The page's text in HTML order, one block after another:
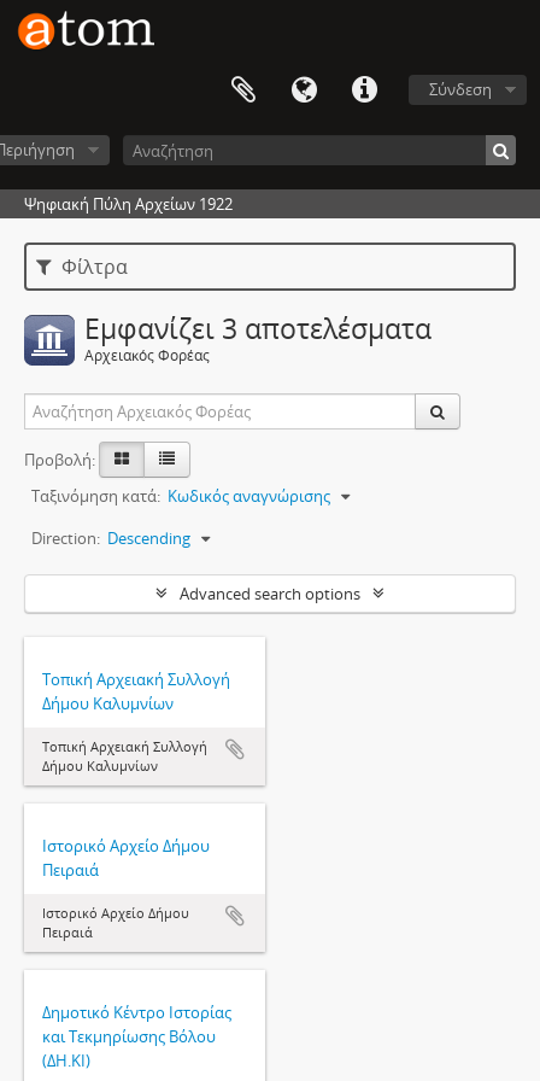
Σύνδεση
Ψηφιακή Πύλη Αρχείων 1922
Φίλτρα
Εμφανίζει 3 αποτελέσματα
Αρχειακός Φορέας
Προβολή:
Ταξινόμηση κατά: Κωδικός αναγνώρισης
Direction: Descending
Advanced search options
Τοπική Αρχειακή Συλλογή
Δήμου Καλυμνίων
Τοπική Αρχειακή Συλλογή
Δήμου Καλυμνίων
Ιστορικό Αρχείο Δήμου
Πειραιά
Ιστορικό Αρχείο Δήμου
Πειραιά
Δημοτικό Κέντρο Ιστορίας
και Τεκμηρίωσης Βόλου
(ΔΗ.ΚΙ)